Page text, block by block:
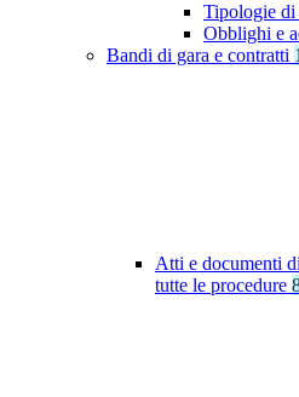
Tipologie
Obblighi e
Bandi di gara e contratti
Atti e documenti
tutte le procedure